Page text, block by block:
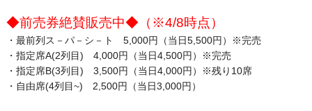
◆前売券絶賛販売中◆（※4/8時点）
・最前列ス－パ－シ－ト 5,000円（当日5,500円）※完売
・指定席A(2列目) 4,000円（当日4,500円）※完売
・指定席B(3列目) 3,500円（当日4,000円）※残り10席
・自由席(4列目~) 2,500円（当日3,000円）